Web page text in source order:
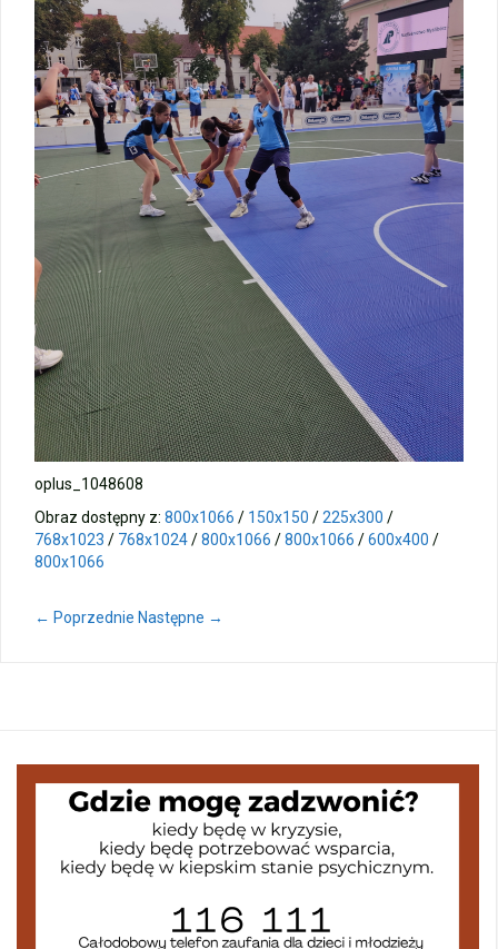
Zakończenie roku – autobusy szkolne
Wycieczka klasy 3b i 3d do Zieleniewa i Kołobrzegu
„Ostatni zamek „
🌊🏰 Wycieczka do Trójmiasta i Malborka 🏰🌊
📚🧇🍧PODZIĘKOWANIA🍧🧇📚
Gala Laureatów – przeniesiona na wrzesień
Ósme miejsce w województwie i brązowy medal indywidualnie!
oplus_1048608
Obraz dostępny z: 800x1066 / 150x150 /225x300 /
768x1023 / 768x1024/800x1066 /800x1066 /600x400 /
800x1066
← Poprzednie Następne →